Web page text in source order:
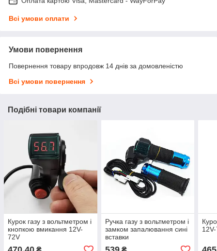
Всі умови оплати
Умови повернення
Повернення товару впродовж 14 днів за домовленістю
Всі умови повернення
Подібні товари компанії
Курок газу з вольтметром і
кнопкою вмикання 12V-
72V
Ручка газу з вольтметром і
замком запалювання сині
вставки